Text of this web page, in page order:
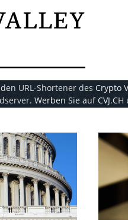
URL-Shortener des Crypto
Werben Sie auf CVJ.CH